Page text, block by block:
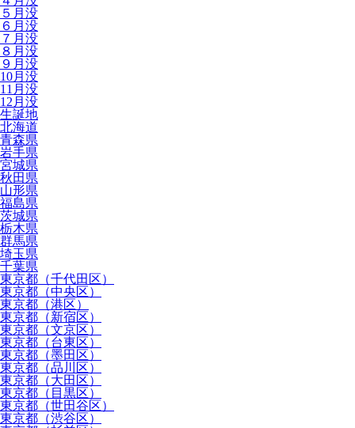
５月没
６月没
７月没
８月没
９月没
10月没
11月没
12月没
生誕地
北海道
青森県
岩手県
宮城県
秋田県
山形県
福島県
茨城県
栃木県
群馬県
埼玉県
千葉県
東京都（千代田区）
東京都（中央区）
東京都（港区）
東京都（新宿区）
東京都（文京区）
東京都（台東区）
東京都（墨田区）
東京都（品川区）
東京都（大田区）
東京都（目黒区）
東京都（世田谷区）
東京都（渋谷区）